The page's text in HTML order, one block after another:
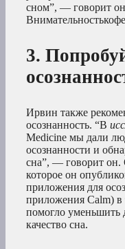
сном”, — говорит
3.
Ирвин также
осознанность. “В
Medicine мы дали
осознанности и
сна”, — говорит он.
которое он
приложения для
приложения Calm) в
помогло уменьшить
качество сна.